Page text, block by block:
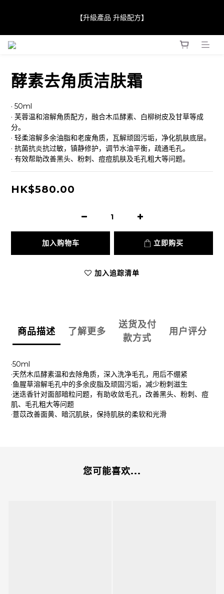
Award 勇奪金獎】
【升級產品 升級配方】
【JaneClare 康膚薈在iida Award Milan 2024 Professional
酵素去角质洁肤霜
· 50ml
· 芙蓉温和溶解角质配方，融合木瓜酵素、白柳树皮及甘草等成
分。
· 轻柔溶解多余油脂和老废角质，瓦解顽固污垢，净化肌肤底层。
· 抗菌抗炎抗过敏，镇静修护，调节水油平衡，疏通毛孔。
· 有效帮助改善黑头、粉刺、痘痘肌肤及毛孔粗大等问题。
HK$580.00
加入购物车 立即购买
加入追踪清单
商品描述 了解更多
送货及付
款方式
用户评分
·50ml
·天然木瓜酵素温和去除角质，深入洗净毛孔，用后不绷紧
·鱼腥草溶解毛孔中的多余皮脂及顽固污垢，减少粉刺滋生
·迷迭香针对面部暗粒问题，有助收敛毛孔，改善黑头、粉刺、痘
肌、毛孔粗大等问题
·薏苡改善面黄、暗沉肌肤，保持肌肤的柔软和光滑
您可能喜欢...